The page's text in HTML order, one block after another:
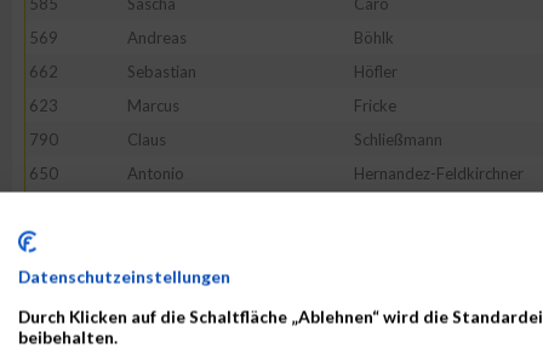
569
Andreas Böhlk
662
Sebastian Höfler
623
Marcus Fricke
790
Claus Schließmann
650
Antonio Hernandez-Feldkirchner
568
571
Siegbert
665
Martin Huber
767
Datenschutzeinstellungen
Durch Klicken auf die Schaltfläche „Ablehnen“ wird die
beibehalten.